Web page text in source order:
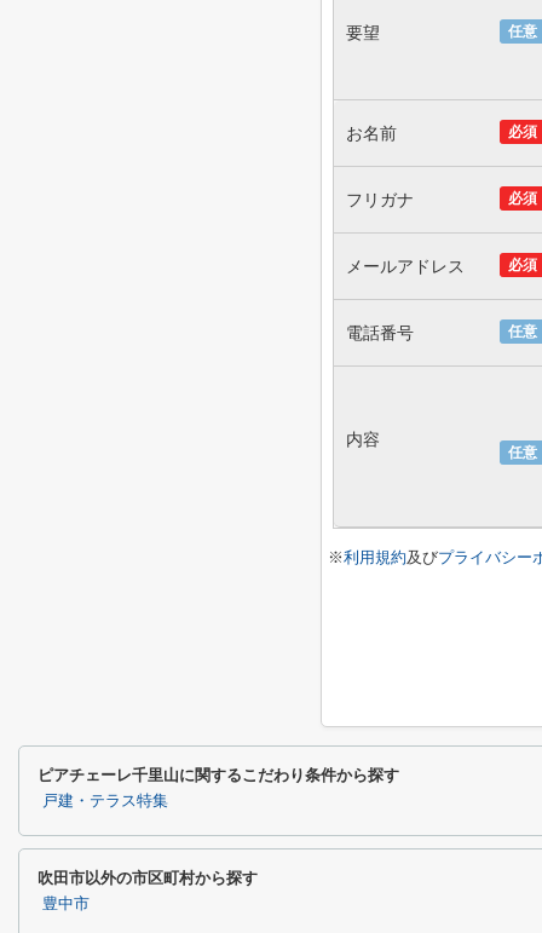
任意
要望
必須
お名前
必須
フリガナ
必須
メールアドレス
任意
電話番号
任意
内容
※利用規約及びプライバシー
ピアチェーレ千里山に関するこだわり条件から探す
戸建・テラス特集
吹田市以外の市区町村から探す
豊中市